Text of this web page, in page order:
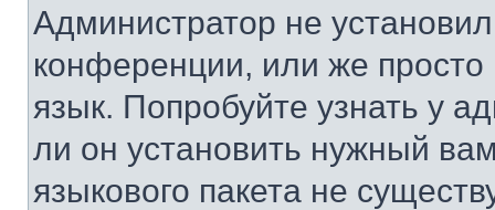
Администратор не
конференции, или же
язык. Попробуйте узнать у
ли он установить нужный
языкового пакета не